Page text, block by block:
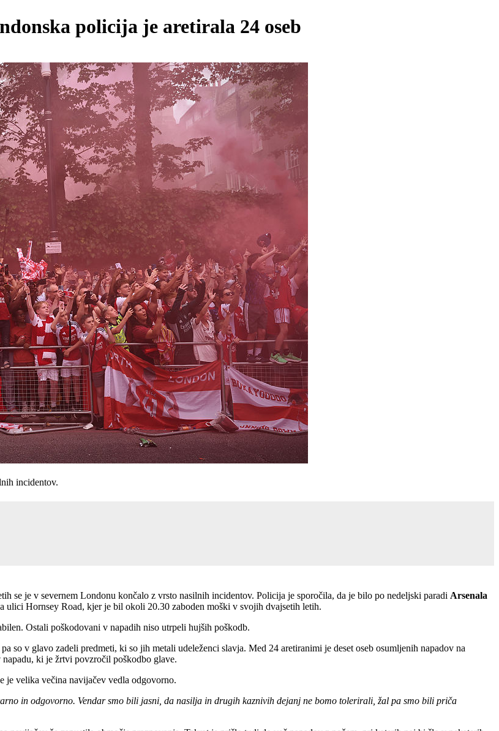
policija je aretirala 24 oseb
incidentov.
se je v severnem Londonu končalo z vrsto nasilnih incidentov. Policija je sporočila, da je bilo po nedeljski paradi Arsenala
ulici Hornsey Road, kjer je bil okoli 20.30 zaboden moški v svojih dvajsetih letih.
Ostali poškodovani v napadih niso utrpeli hujših poškodb.
so v glavo zadeli predmeti, ki so jih metali udeleženci slavja. Med 24 aretiranimi je deset oseb osumljenih napadov na
napadu, ki je žrtvi povzročil poškodbo glave.
je velika večina navijačev vedla odgovorno.
in odgovorno. Vendar smo bili jasni, da nasilja in drugih kaznivih dejanj ne bomo tolerirali, žal pa smo bili priča